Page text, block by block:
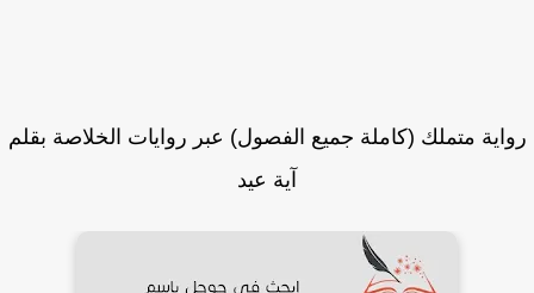
متملك (كاملة جميع الفصول) عبر روايات الخلاصة بقلم
آية عيد